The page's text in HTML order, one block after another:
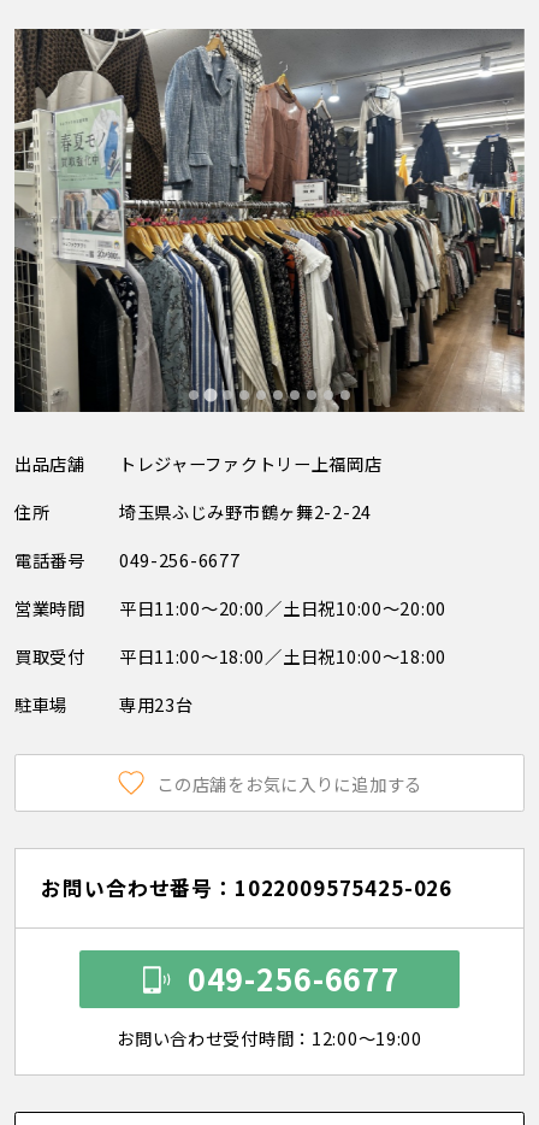
出品店舗
トレジャーファクトリー上福岡店
住所
埼玉県ふじみ野市鶴ヶ舞2-2-24
電話番号
049-256-6677
営業時間
平日11:00～20:00／土日祝10:00～20:00
買取受付
平日11:00～18:00／土日祝10:00～18:00
駐車場
専用23台
この店舗をお気に入りに追加する
お問い合わせ番号：1022009575425-026
049-256-6677
お問い合わせ受付時間：12:00～19:00